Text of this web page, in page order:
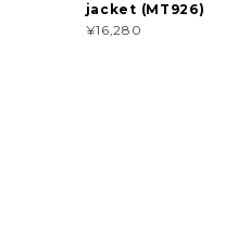
jacket (MT926)
¥16,280